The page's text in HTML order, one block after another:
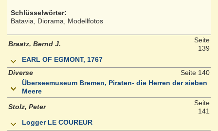
Schlüsselwörter:
Batavia, Diorama, Modellfotos
Braatz, Bernd J.
Seite
139
EARL OF EGMONT, 1767
Diverse
Seite 140
Überseemuseum Bremen, Piraten- die Herren der sieben
Meere
Stolz, Peter
Seite
141
Logger LE COUREUR